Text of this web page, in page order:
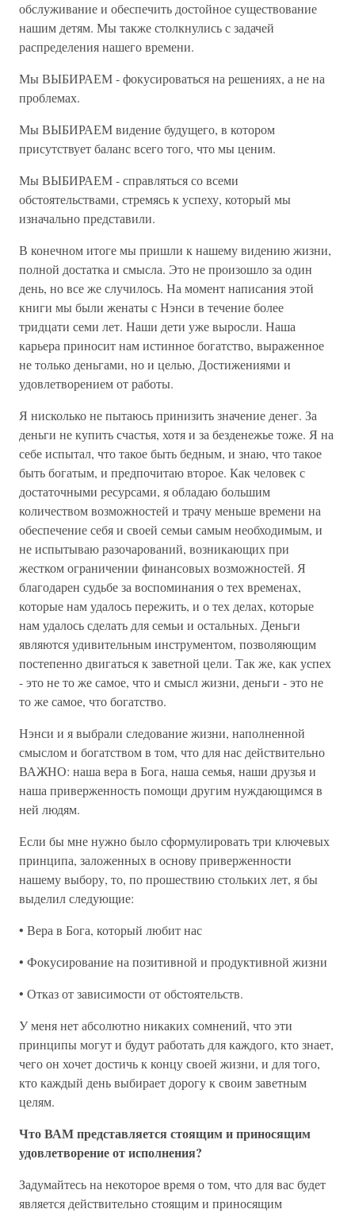
обслуживание и обеспечить достойное существование
нашим детям. Мы также столкнулись с задачей
распределения нашего времени.
Мы ВЫБИРАЕМ - фокусироваться на решениях, а не на
проблемах.
Мы ВЫБИРАЕМ видение будущего, в котором
присутствует баланс всего того, что мы ценим.
Мы ВЫБИРАЕМ - справляться со всеми
обстоятельствами, стремясь к успеху, который мы
изначально представили.
В конечном итоге мы пришли к нашему видению жизни,
полной достатка и смысла. Это не произошло за один
день, но все же случилось. На момент написания этой
книги мы были женаты с Нэнси в течение более
тридцати семи лет. Наши дети уже выросли. Наша
карьера приносит нам истинное богатство, выраженное
не только деньгами, но и целью, Достижениями и
удовлетворением от работы.
Я нисколько не пытаюсь принизить значение денег. За
деньги не купить счастья, хотя и за безденежье тоже. Я на
себе испытал, что такое быть бедным, и знаю, что такое
быть богатым, и предпочитаю второе. Как человек с
достаточными ресурсами, я обладаю большим
количеством возможностей и трачу меньше времени на
обеспечение себя и своей семьи самым необходимым, и
не испытываю разочарований, возникающих при
жестком ограничении финансовых возможностей. Я
благодарен судьбе за воспоминания о тех временах,
которые нам удалось пережить, и о тех делах, которые
нам удалось сделать для семьи и остальных. Деньги
являются удивительным инструментом, позволяющим
постепенно двигаться к заветной цели. Так же, как успех
- это не то же самое, что и смысл жизни, деньги - это не
то же самое, что богатство.
Нэнси и я выбрали следование жизни, наполненной
смыслом и богатством в том, что для нас действительно
ВАЖНО: наша вера в Бога, наша семья, наши друзья и
наша приверженность помощи другим нуждающимся в
ней людям.
Если бы мне нужно было сформулировать три ключевых
принципа, заложенных в основу приверженности
нашему выбору, то, по прошествию стольких лет, я бы
выделил следующие:
• Вера в Бога, который любит нас
• Фокусирование на позитивной и продуктивной жизни
• Отказ от зависимости от обстоятельств.
У меня нет абсолютно никаких сомнений, что эти
принципы могут и будут работать для каждого, кто знает,
чего он хочет достичь к концу своей жизни, и для того,
кто каждый день выбирает дорогу к своим заветным
целям.
Что ВАМ представляется стоящим и приносящим
удовлетворение от исполнения?
Задумайтесь на некоторое время о том, что для вас будет
является действительно стоящим и приносящим